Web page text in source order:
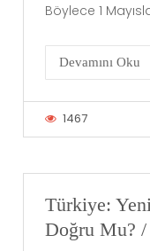
Böylece 1
Devamını Oku
1467
Türkiye:
Doğru Mu?